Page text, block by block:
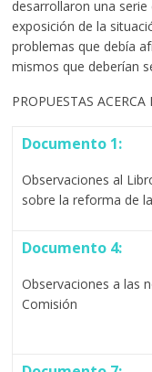
desarrollaron una
exposición de la
problemas que debía
mismos que deberían
PROPUESTAS
Documento 1:
Observaciones al
sobre la reforma de
Documento 4:
Observaciones a las
Comisión